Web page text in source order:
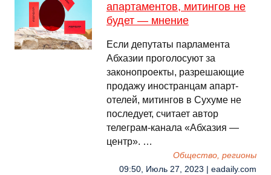
апартаментов, митингов не
будет — мнение
Если депутаты парламента
Абхазии проголосуют за
законопроекты, разрешающие
продажу иностранцам апарт-
отелей, митингов в Сухуме не
последует, считает автор
телеграм-канала «Абхазия —
центр». …
Общество, регионы
09:50, Июль 27, 2023 | eadaily.com